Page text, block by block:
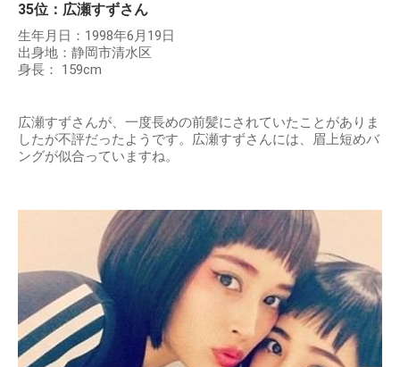
35位：広瀬すずさん
生年月日：1998年6月19日
出身地：静岡市清水区
身長： 159cm
広瀬すずさんが、一度長めの前髪にされていたことがありま
したが不評だったようです。広瀬すずさんには、眉上短めバ
ングが似合っていますね。